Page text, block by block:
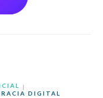
DIGITAL